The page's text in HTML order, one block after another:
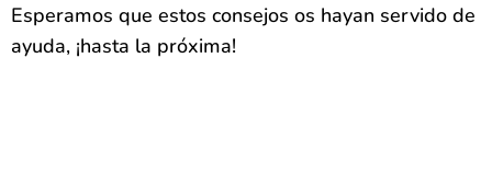
Esperamos que estos consejos os hayan servido de
ayuda, ¡hasta la próxima!